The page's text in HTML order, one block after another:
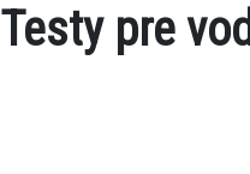
Testy pre